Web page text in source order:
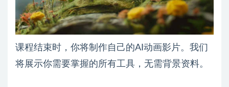
课程结束时，你将制作自己的AI动画影片。我们
将展示你需要掌握的所有工具，无需背景资料。